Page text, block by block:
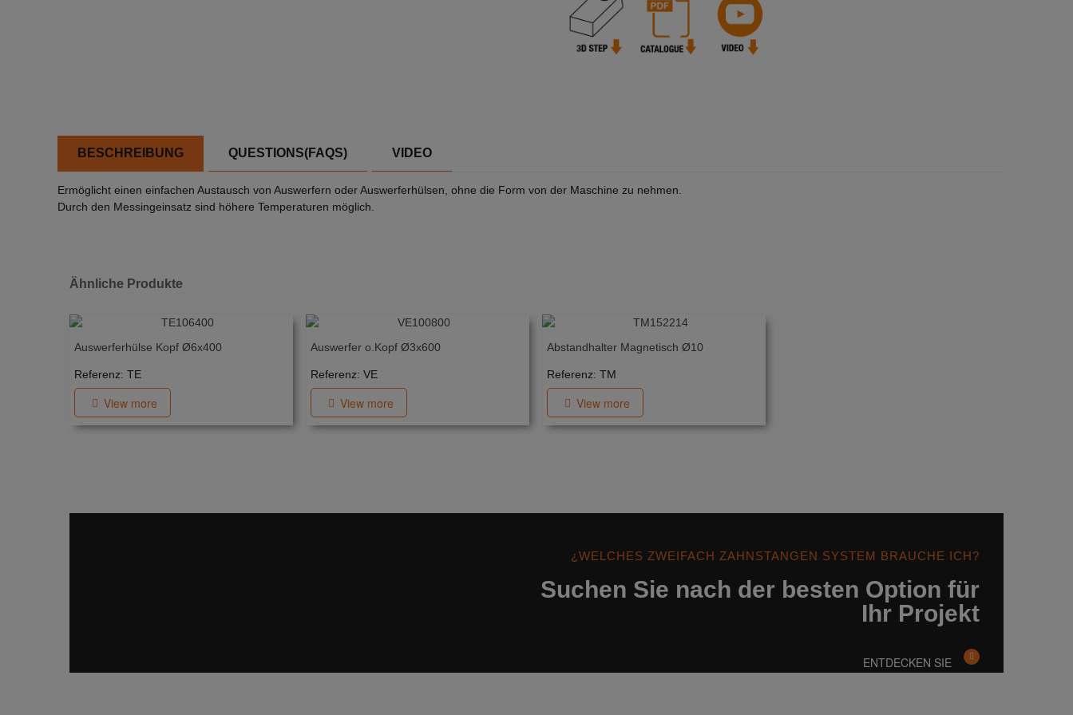
BESCHREIBUNG QUESTIONS(FAQS) VIDEO
Ermöglicht einen einfachen Austausch von Auswerfern oder Auswerferhülsen, ohne die Form von der Maschine zu nehmen.
Durch den Messingeinsatz sind höhere Temperaturen möglich.
Ähnliche Produkte
Auswerferhülse Kopf Ø6x400
Referenz: TE
View more
Auswerfer o.Kopf Ø3x600
Referenz: VE
View more
Abstandhalter Magnetisch Ø10
Referenz: TM
View more
¿WELCHES ZWEIFACH ZAHNSTANGEN SYSTEM BRAUCHE ICH?
Suchen Sie nach der besten Option für
Ihr Projekt
ENTDECKEN SIE